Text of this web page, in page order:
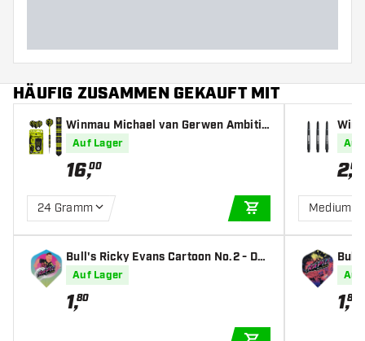
HÄUFIG ZUSAMMEN GEKAUFT MIT
Winmau Michael van Gerwen Ambitio
n Black Coated Brass - Dartpfeile
Auf Lager
16,00
24 Gramm
IN DEN
Bull's Ricky Evans Cartoon No.2 - Dar
t Flights
Auf Lager
1,80
p
Auf
2,60
Medium
hts
Auf
1,80